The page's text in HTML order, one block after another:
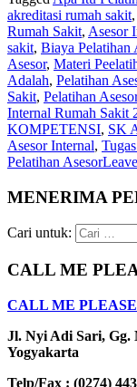
akreditasi rumah sakit,
Rumah Sakit, Asesor
sakit, Biaya Pelatihan
Asesor, Materi
Adalah, Pelatihan
Sakit, Pelatihan
Internal Rumah Sakit
KOMPETENSI, SK
Asesor Internal,
Pelatihan Asesor
MENERIMA
Cari untuk:
CALL ME
CALL ME PLEASE
Jl. Nyi Adi Sari, Gg.
Yogyakarta
Telp/Fax : (0274)